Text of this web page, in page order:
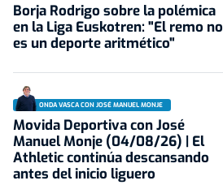
Borja Rodrigo sobre la polémica
en la Liga Euskotren: "El remo no
es un deporte aritmético"
ONDA VASCA CON JOSÉ MANUEL MONJE
Movida Deportiva con José
Manuel Monje (04/08/26) | El
Athletic continúa descansando
antes del inicio liguero